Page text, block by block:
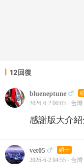
12回復
blueneptune
2026-6-2 00:03 - 台灣
感謝版大介紹
vet05 碩士
2026-6-2 04:55 - 台灣